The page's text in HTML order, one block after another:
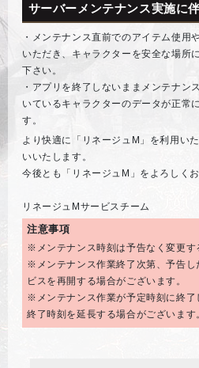
サーバーメンテナンス実施に
・メンテナンス直前でのアイテム使用
いただき、キャラクターを安全な場所
下さい。
・アプリを終了しないままメンテナン
いているキャラクターのデータが正常
す。
より快適に「リネージュM」を利用い
いいたします。
今後とも「リネージュM」をよろしく
リネージュMサービスチーム
注意事項
※メンテナンス時刻は予告なく変更す
※メンテナンス作業終了次第、予告し
ビスを再開する場合がございます。
※メンテナンス作業が予定時刻に終了
終了時刻を延長する場合がございます